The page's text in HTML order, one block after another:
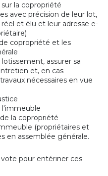
la copropriété
avec précision de leur lot,
et élu et leur adresse e-
copropriété et les
assurer sa
et, en cas
nécessaires en vue
l'immeuble
la copropriété
(propriétaires et
en assemblée générale.
pour entériner ces